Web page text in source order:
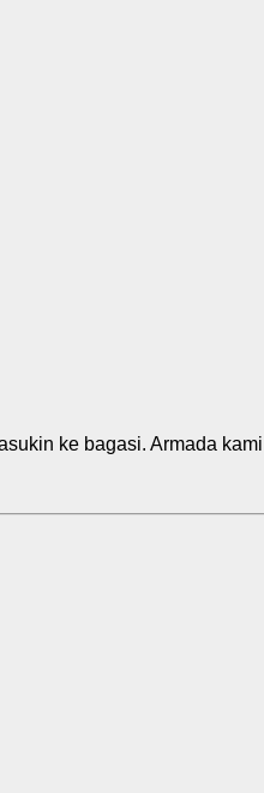
ke bagasi. Armada